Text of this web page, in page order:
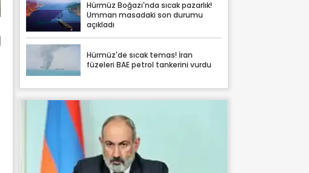
Hürmüz Boğazı'nda sıcak pazarlık!
Umman masadaki son durumu
açıkladı
Hürmüz'de sıcak temas! İran
füzeleri BAE petrol tankerini vurdu